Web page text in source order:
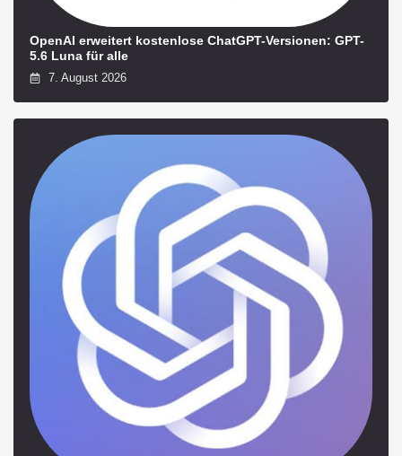
OpenAI erweitert kostenlose ChatGPT-Versionen: GPT-
5.6 Luna für alle
7. August 2026